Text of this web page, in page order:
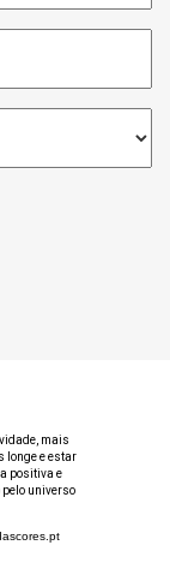
mais
longe e estar
positiva e
universo